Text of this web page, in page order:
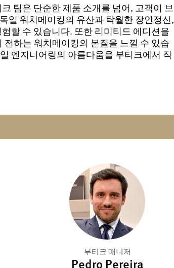
팀은 단순한 제품 소개를 넘어, 고객이 브
일 워치메이킹의 유산과 탁월한 장인정신,
할 수 있습니다. 또한 리미티드 에디션을
하는 워치메이킹의 본질을 느낄 수 있습
엔지니어링의 아름다움을 부티크에서 직
부티크 매니저
Pedro Pereira